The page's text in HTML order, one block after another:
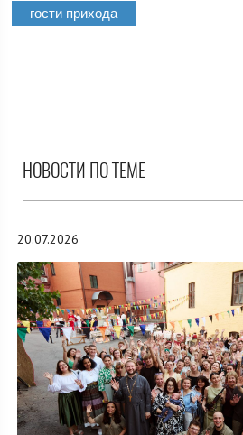
гости прихода
НОВОСТИ ПО ТЕМЕ
20.07.2026